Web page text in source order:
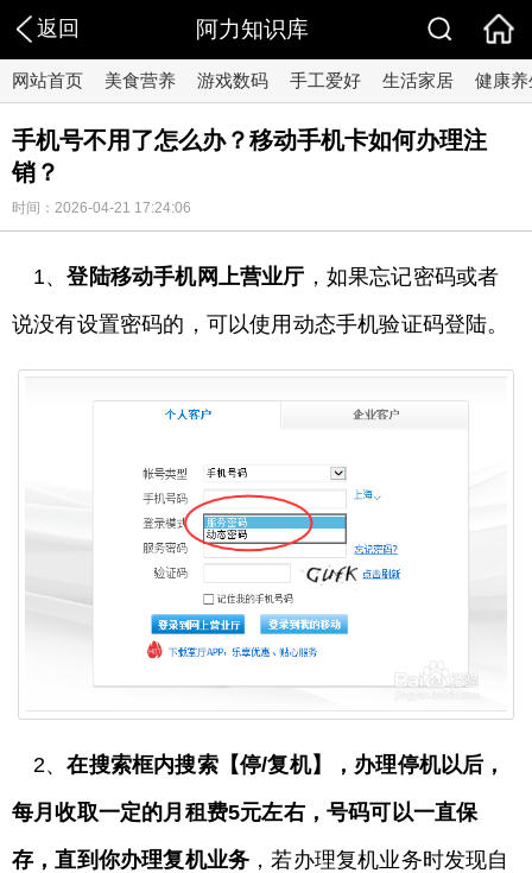
返回 阿力知识库
网站首页 美食营养 游戏数码 手工爱好 生活家居 健康养
手机号不用了怎么办？移动手机卡如何办理注
销？
时间：2026-04-21 17:24:06
1、登陆移动手机网上营业厅 ，如果忘记密码或者
说没有设置密码的，可以使用动态手机验证码登陆。
2、在搜索框内搜索【停/复机】，办理停机以后，
每月收取一定的月租费5元左右，号码可以一直保
存，直到你办理复机业务 ，若办理复机业务时发现自